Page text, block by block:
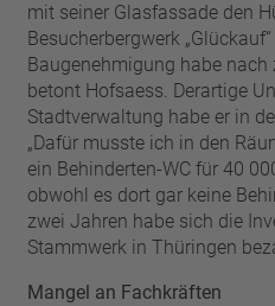
mit seiner Glasfassade den
Besucherbergwerk
Baugenehmigung habe nach
betont Hofsaess. Derartige
Stadtverwaltung habe er in
„Dafür musste ich in den
ein Behinderten-WC für 40
obwohl es dort gar keine
zwei Jahren habe sich die
Stammwerk in Thüringen
Mangel an Fachkräften